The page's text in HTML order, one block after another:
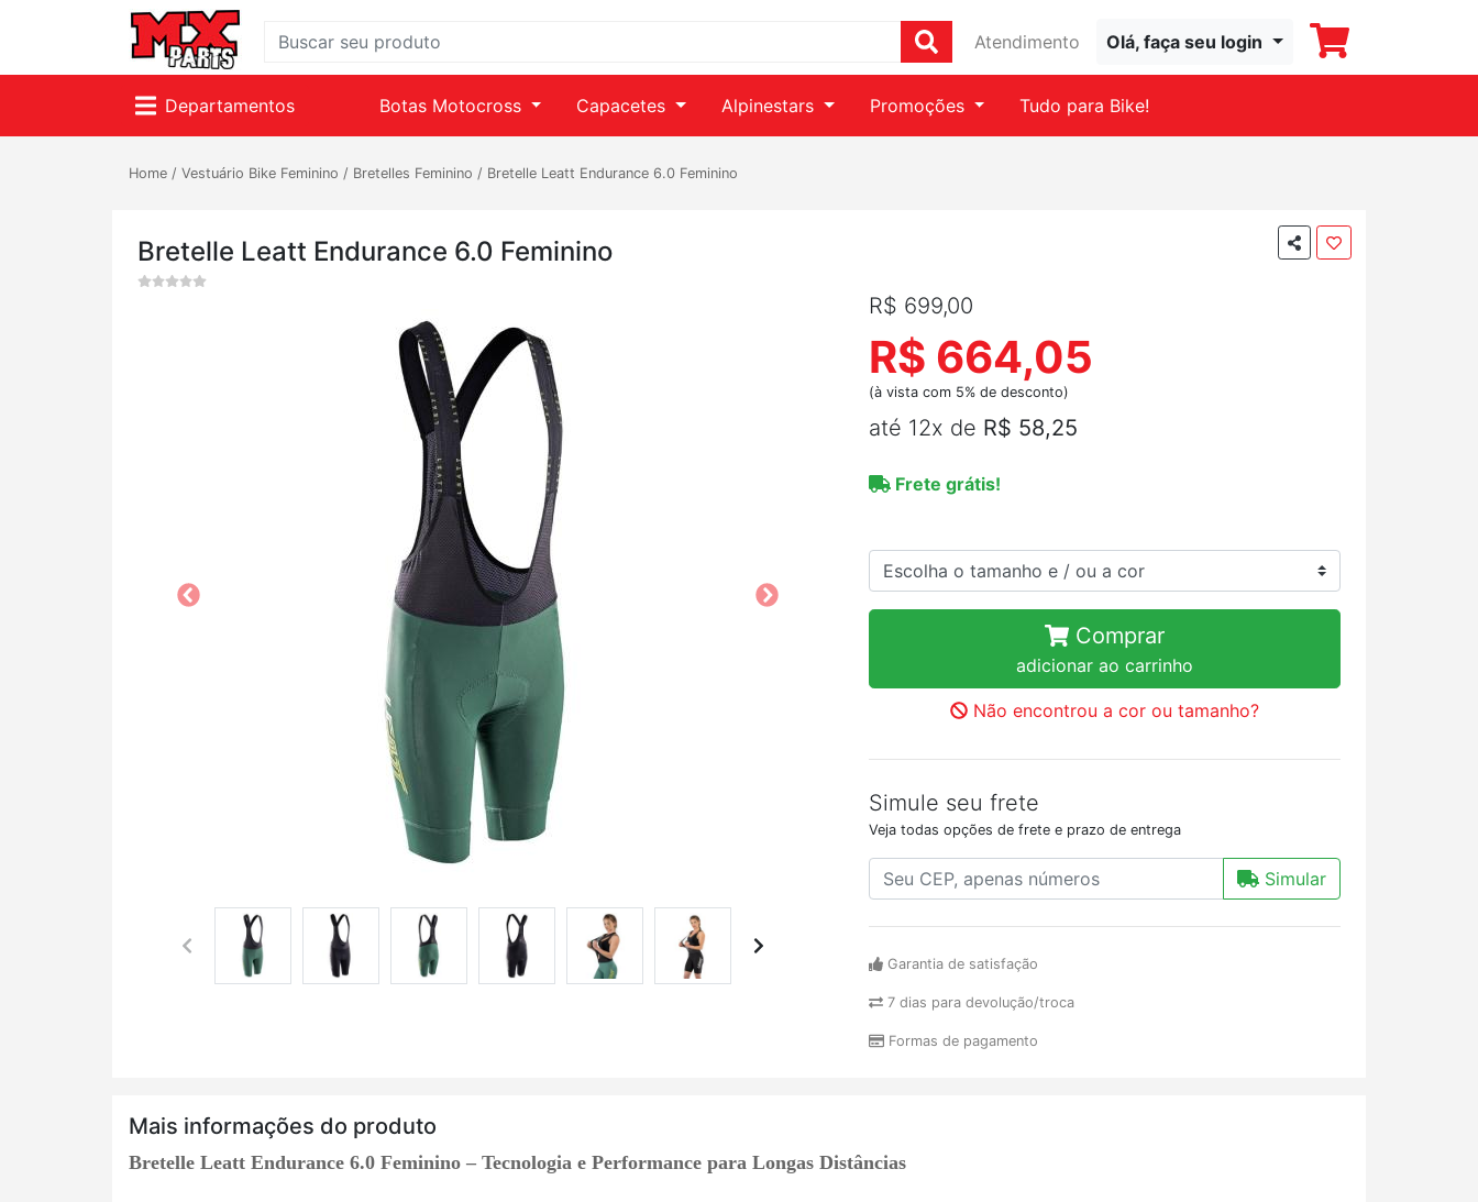
Atendimento Olá, faça seu login
Departamentos Botas Motocross Capacetes Alpinestars Promoções Tudo para Bike!
Home / Vestuário Bike Feminino / Bretelles Feminino / Bretelle Leatt Endurance 6.0 Feminino
Bretelle Leatt Endurance 6.0 Feminino
R$ 699,00
R$ 664,05
(à vista com 5% de desconto)
até 12x de R$ 58,25
Frete grátis!
Comprar
adicionar ao carrinho
Não encontrou a cor ou tamanho?
Simule seu frete
Veja todas opções de frete e prazo de entrega
Simular
Garantia de satisfação
7 dias para devolução/troca
Formas de pagamento
Mais informações do produto
Bretelle Leatt Endurance 6.0 Feminino – Tecnologia e Performance para Longas Distâncias